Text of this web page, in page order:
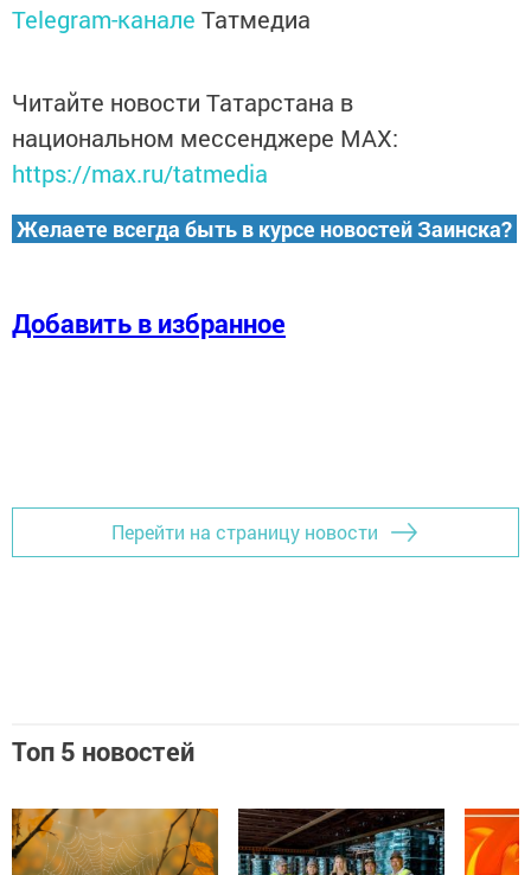
Telegram-канале Татмедиа
Читайте новости Татарстана в
национальном мессенджере MАХ:
https://max.ru/tatmedia
Желаете всегда быть в курсе новостей Заинска?
Добавить в избранное
Перейти на страницу новости
Топ 5 новостей